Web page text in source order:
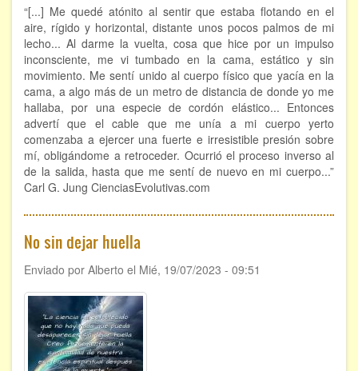
Bioenergía. Sanación energética
Relajación y autoprotección
DESCARGAS
fuera
del
cuerpo.
Al
alcance
de
todos
“[...] Me quedé atónito al sentir que estaba flotando en el
aire, rígido y horizontal, distante unos pocos palmos de mi
lecho... Al darme la vuelta, cosa que hice por un impulso
inconsciente, me vi tumbado en la cama, estático y sin
movimiento. Me sentí unido al cuerpo físico que yacía en la
cama, a algo más de un metro de distancia de donde yo me
hallaba, por una especie de cordón elástico... Entonces
advertí que el cable que me unía a mi cuerpo yerto
comenzaba a ejercer una fuerte e irresistible presión sobre
mí, obligándome a retroceder. Ocurrió el proceso inverso al
de la salida, hasta que me sentí de nuevo en mi cuerpo...”
Carl G. Jung CienciasEvolutivas.com
No sin dejar huella
Enviado por Alberto el Mié, 19/07/2023 - 09:51